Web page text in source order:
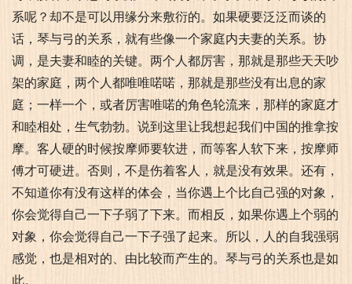
系呢？却不是可以用缘分来敷衍的。如果硬要泛泛而谈的
话，琴与弓的关系，就有些像一个家庭内夫妻的关系。协
调，是夫妻和睦的关键。两个人都厉害，那就是那些天天吵
架的家庭，两个人都唯唯喏喏，那就是那些没有出息的家
庭；一样一个，或者厉害唯喏的角色轮流来，那样的家庭才
和睦相处，生气勃勃。说到这里让我想起我们中国的推拿按
摩。客人硬的时候按摩师要软进，而等客人软下来，按摩师
傅才可硬进。否则，不是伤着客人，就是没有效果。还有，
不知道你有没有这样的体会，当你遇上个比自己强的对象，
你会觉得自己一下子弱了下来。而相反，如果你遇上个弱的
对象，你会觉得自己一下子强了起来。所以，人的自我强弱
感觉，也是相对的、由比较而产生的。琴与弓的关系也是如
此。